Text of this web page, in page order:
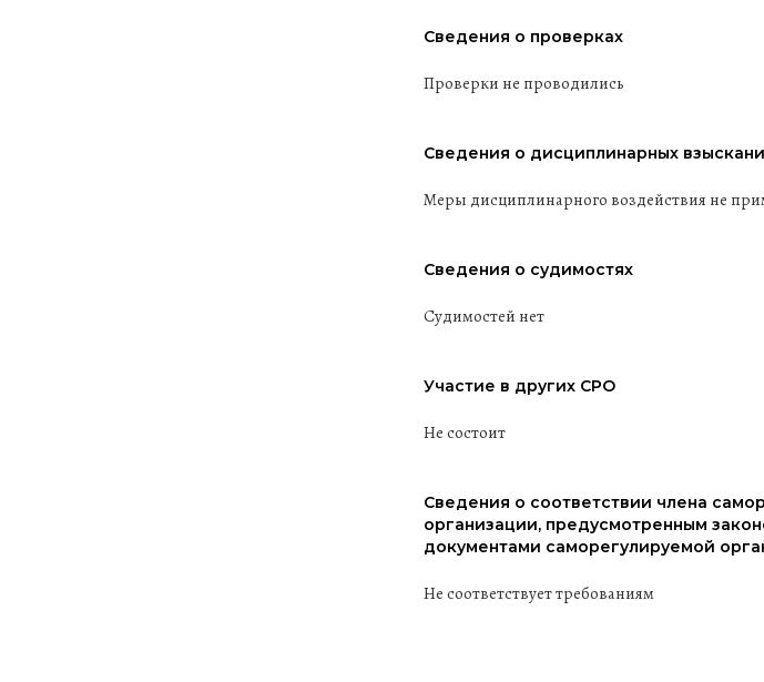
Сведения о проверках
Проверки не проводились
Сведения о дисциплинарных
Меры дисциплинарного воздействия не
Сведения о судимостях
Судимостей нет
Участие в других СРО
Не состоит
Сведения о соответствии члена
организации, предусмотренным
документами саморегулируемой
Не соответствует требованиям